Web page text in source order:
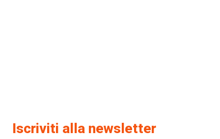
Iscriviti alla newsletter